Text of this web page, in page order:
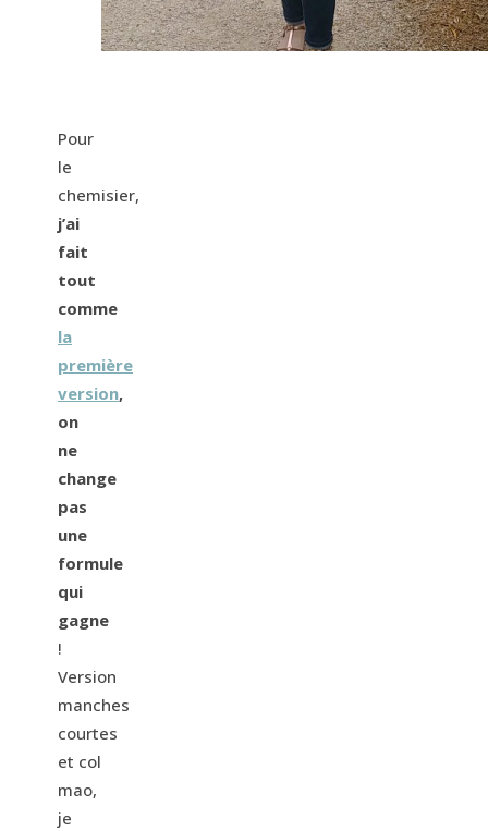
Pour
le
chemisier,
j’ai
fait
tout
comme
la
première
version,
on
ne
change
pas
une
formule
qui
gagne
!
Version
manches
courtes
et col
mao,
je